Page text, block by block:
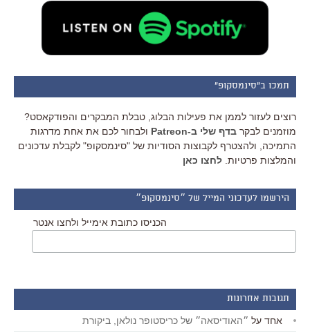
תמכו ב"סינמסקופ"
רוצים לעזור לממן את פעילות הבלוג, טבלת המבקרים והפודקאסט?
מוזמנים לבקר בדף שלי ב-Patreon
ולבחור לכם את אחת מדרגות
התמיכה, ולהצטרף לקבוצות הסודיות של "סינמסקופ" לקבלת עדכונים
והמלצות פרטיות. לחצו כאן
הירשמו לעדכוני המייל של ״סינמסקופ״
הכניסו כתובת אימייל ולחצו אנטר
תגובות אחרונות
אחד על ״האודיסאה״ של כריסטופר נולאן, ביקורת